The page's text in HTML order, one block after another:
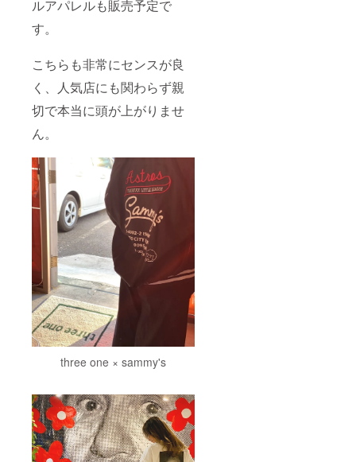
ルアパレルも販売予定で
す。
こちらも非常にセンスが良
く、人気店にも関わらず親
切で本当に頭が上がりませ
ん。
three one × sammy's